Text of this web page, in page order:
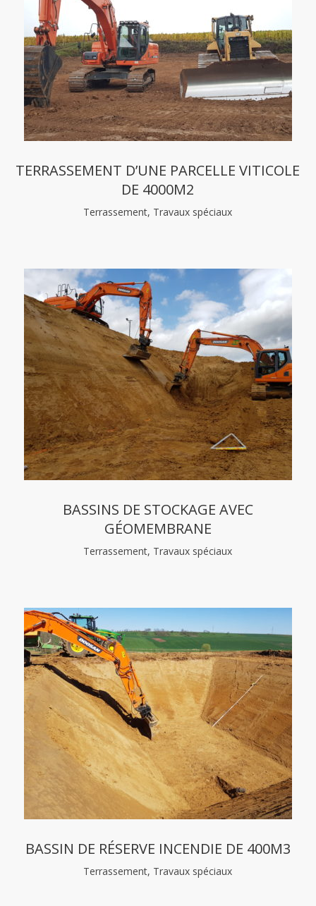
TERRASSEMENT D’UNE PARCELLE VITICOLE
DE 4000M2
Terrassement, Travaux spéciaux
BASSINS DE STOCKAGE AVEC
GÉOMEMBRANE
Terrassement, Travaux spéciaux
BASSIN DE RÉSERVE INCENDIE DE 400M3
Terrassement, Travaux spéciaux